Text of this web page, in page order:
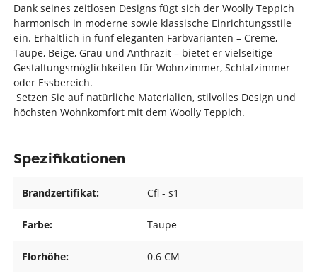
Dank seines zeitlosen Designs fügt sich der Woolly Teppich
harmonisch in moderne sowie klassische Einrichtungsstile
ein. Erhältlich in fünf eleganten Farbvarianten – Creme,
Taupe, Beige, Grau und Anthrazit – bietet er vielseitige
Gestaltungsmöglichkeiten für Wohnzimmer, Schlafzimmer
oder Essbereich.
Setzen Sie auf natürliche Materialien, stilvolles Design und
höchsten Wohnkomfort mit dem Woolly Teppich.
Spezifikationen
Brandzertifikat: Cfl - s1
Farbe: Taupe
Florhöhe: 0.6 CM